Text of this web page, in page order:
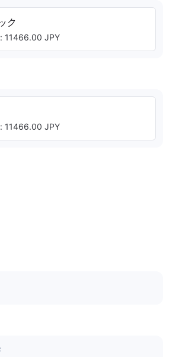
ク
11466.00 JPY
11466.00 JPY